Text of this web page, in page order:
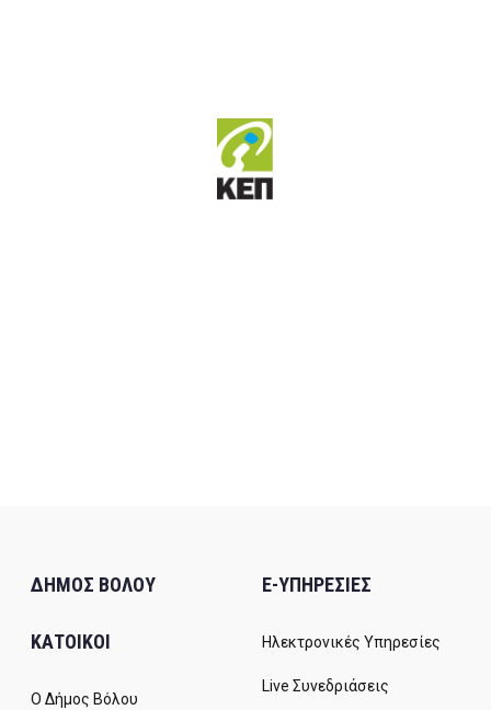
ΔΗΜΟΣ ΒΟΛΟΥ
ΚΑΤΟΙΚΟΙ
Ο Δήμος Βόλου
E-ΥΠΗΡΕΣΙΕΣ
Ηλεκτρονικές Υπηρεσίες
Live Συνεδριάσεις